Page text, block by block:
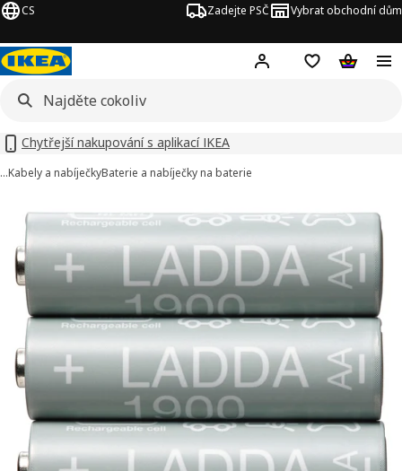
CS Zadejte PSČ Vybrat obchodní dům
Hej! Přihlášení
NákupníNákupní
Chytřejší nakupování s aplikací IKEA
…Kabely a nabíječkyBaterie a nabíječky na baterie
obrázky
obrázky